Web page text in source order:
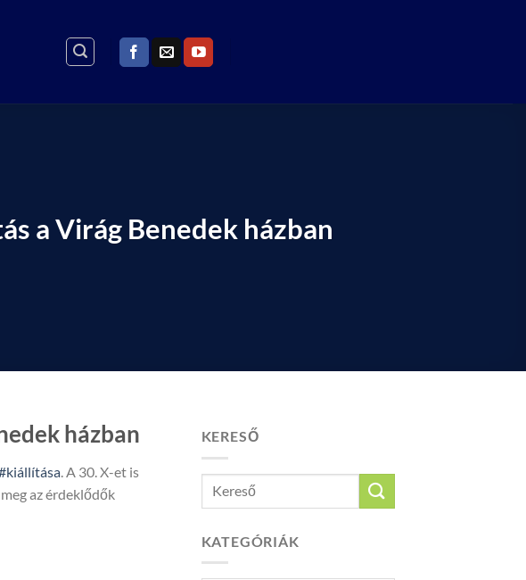
a Virág Benedek házban
házban
. A 30. X-et is
az érdeklődők
KERESŐ
KATEGÓRIÁK